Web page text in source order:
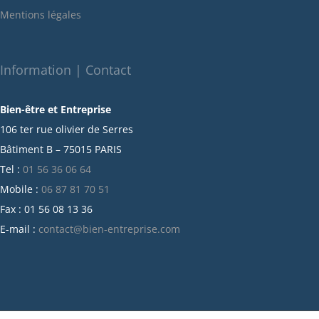
décembre 2021
octobre 2021
juillet 2021
juin 2021
mai 2021
avril 2021
mars 2021
février 2021
janvier 2021
Mentions légales
Information | Contact
Bien-être et Entreprise
106 ter rue olivier de Serres
Bâtiment B – 75015 PARIS
Tel : 01 56 36 06 64
Mobile : 06 87 81 70 51
Fax : 01 56 08 13 36
E-mail : contact@bien-entreprise.com